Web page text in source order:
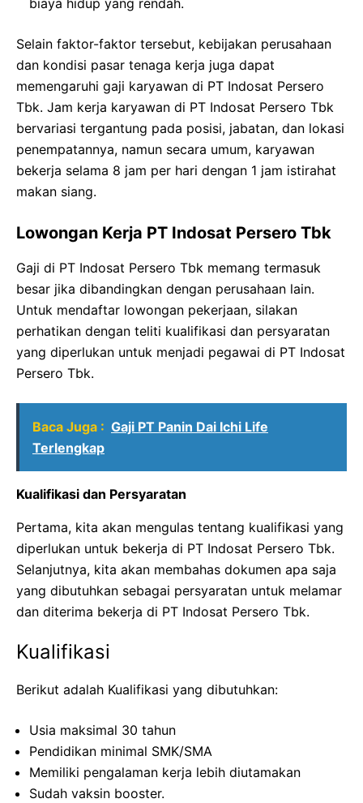
Selain faktor-faktor tersebut, kebijakan perusahaan
dan kondisi pasar tenaga kerja juga dapat
memengaruhi gaji karyawan di PT Indosat Persero
Tbk. Jam kerja karyawan di PT Indosat Persero Tbk
bervariasi tergantung pada posisi, jabatan, dan lokasi
penempatannya, namun secara umum, karyawan
bekerja selama 8 jam per hari dengan 1 jam istirahat
makan siang.
Lowongan Kerja PT Indosat Persero Tbk
Gaji di PT Indosat Persero Tbk memang termasuk
besar jika dibandingkan dengan perusahaan lain.
Untuk mendaftar lowongan pekerjaan, silakan
perhatikan dengan teliti kualifikasi dan persyaratan
yang diperlukan untuk menjadi pegawai di PT Indosat
Persero Tbk.
Baca Juga : Gaji PT Panin Dai Ichi Life
Terlengkap
Kualifikasi dan Persyaratan
Pertama, kita akan mengulas tentang kualifikasi yang
diperlukan untuk bekerja di PT Indosat Persero Tbk.
Selanjutnya, kita akan membahas dokumen apa saja
yang dibutuhkan sebagai persyaratan untuk melamar
dan diterima bekerja di PT Indosat Persero Tbk.
Kualifikasi
Berikut adalah Kualifikasi yang dibutuhkan:
Usia maksimal 30 tahun
Pendidikan minimal SMK/SMA
Memiliki pengalaman kerja lebih diutamakan
Sudah vaksin booster.